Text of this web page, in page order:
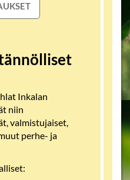
Inkalan
niin
valmistujaiset,
perhe- ja